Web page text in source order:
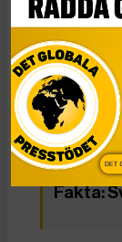
Dalia gjorde
Alliance of
Anders Fogh
Nato och
konsultfirma.
Fakta:
DET